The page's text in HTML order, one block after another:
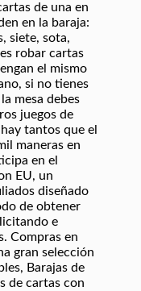
de una en
en la baraja:
siete, sota,
robar cartas
el mismo
si no tienes
mesa debes
juegos de
tantos que el
maneras en
en el
EU, un
diseñado
de obtener
e
Compras en
gran selección
Barajas de
de cartas con